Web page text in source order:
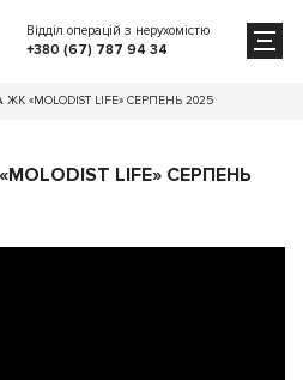
Відділ операцій з нерухомістю
+380 (67) 787 94 34
«MOLODIST LIFE» СЕРПЕНЬ 2025
LIFE» СЕРПЕНЬ